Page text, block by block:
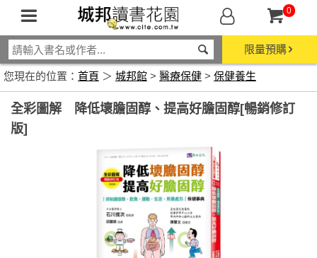
0
限量預購
您現在的位置： 首頁 ＞ 城邦館 > 醫療保健 > 保健養生
全彩圖解 降低壞膽固醇、提高好膽固醇[暢銷修訂
版]